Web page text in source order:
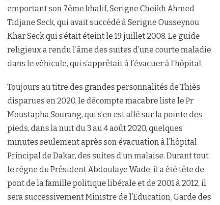
emportant son 7ème khalif, Serigne Cheikh Ahmed
Tidjane Seck, qui avait succédé à Serigne Ousseynou
Khar Seck qui s’était éteint le 19 juillet 2008. Le guide
religieux a rendu l’âme des suites d’une courte maladie
dans le véhicule, qui s’apprêtait à l’évacuer à l’hôpital.
Toujours au titre des grandes personnalités de Thiès
disparues en 2020, le décompte macabre liste le Pr
Moustapha Sourang, qui s’en est allé sur la pointe des
pieds, dans la nuit du 3 au 4 août 2020, quelques
minutes seulement après son évacuation à l’hôpital
Principal de Dakar, des suites d’un malaise. Durant tout
le règne du Président Abdoulaye Wade, il a été tête de
pont de la famille politique libérale et de 2001 à 2012, il
sera successivement Ministre de l’Education, Garde des